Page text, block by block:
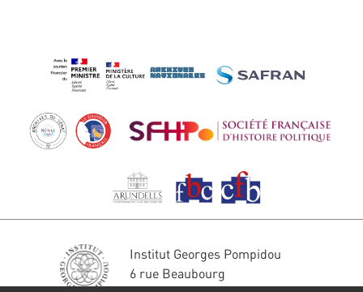
Institut Georges Pompidou
6 rue Beaubourg